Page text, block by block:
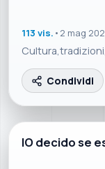
113 vis. • 2 mag
Condividi
IO decido se